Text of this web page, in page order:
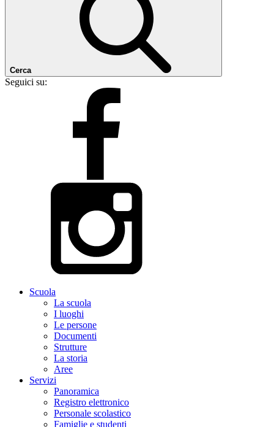
Cerca
Seguici su:
Scuola
La scuola
I luoghi
Le persone
Documenti
Strutture
La storia
Aree
Servizi
Panoramica
Registro elettronico
Personale scolastico
Famiglie e studenti